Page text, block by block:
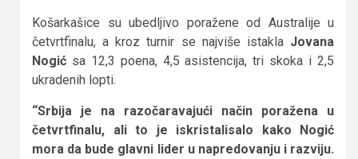
Košarkašice su ubedljivo poražene od Australije u
četvrtfinalu, a kroz turnir se najviše istakla Jovana
Nogić sa 12,3 poena, 4,5 asistencija, tri skoka i 2,5
ukradenih lopti.
“Srbija je na razočaravajući način poražena u
četvrtfinalu, ali to je iskristalisalo kako Nogić
mora da bude glavni lider u napredovanju i razviju.